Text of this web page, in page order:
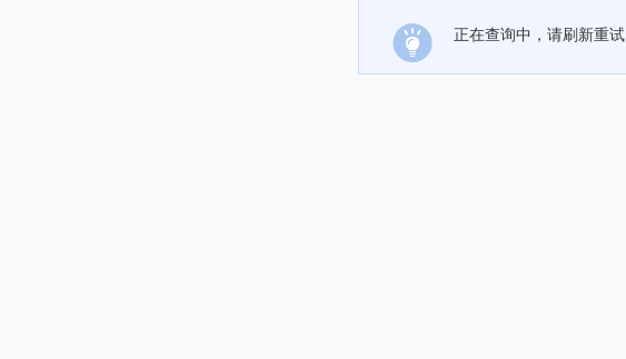
正在查询中，请刷新重试